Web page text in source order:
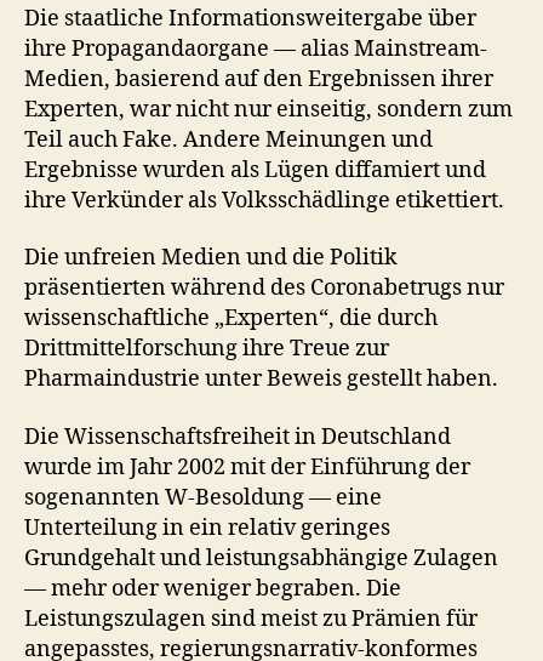
Die staatliche Informationsweitergabe über
ihre Propagandaorgane — alias Mainstream-
Medien, basierend auf den Ergebnissen ihrer
Experten, war nicht nur einseitig, sondern zum
Teil auch Fake. Andere Meinungen und
Ergebnisse wurden als Lügen diffamiert und
ihre Verkünder als Volksschädlinge etikettiert.
Die unfreien Medien und die Politik
präsentierten während des Coronabetrugs nur
wissenschaftliche „Experten“, die durch
Drittmittelforschung ihre Treue zur
Pharmaindustrie unter Beweis gestellt haben.
Die Wissenschaftsfreiheit in Deutschland
wurde im Jahr 2002 mit der Einführung der
sogenannten W-Besoldung — eine
Unterteilung in ein relativ geringes
Grundgehalt und leistungsabhängige Zulagen
— mehr oder weniger begraben. Die
Leistungszulagen sind meist zu Prämien für
angepasstes, regierungsnarrativ-konformes